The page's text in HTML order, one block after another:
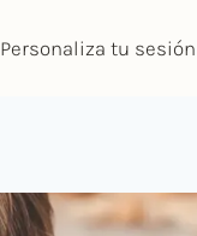
Personaliza tu sesión